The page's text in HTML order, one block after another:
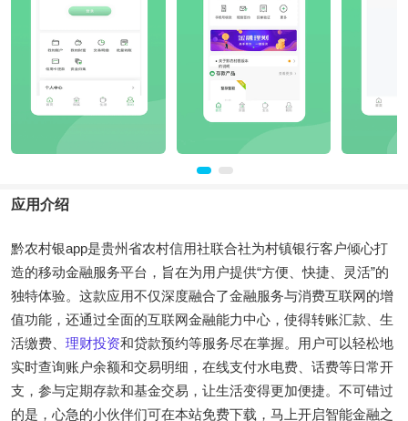
应用介绍
黔农村银app是贵州省农村信用社联合社为村镇银行客户倾心打
造的移动金融服务平台，旨在为用户提供“方便、快捷、灵活”的
独特体验。这款应用不仅深度融合了金融服务与消费互联网的增
值功能，还通过全面的互联网金融能力中心，使得转账汇款、生
活缴费、 理财投资和贷款预约等服务尽在掌握。用户可以轻松地
实时查询账户余额和交易明细，在线支付水电费、话费等日常开
支，参与定期存款和基金交易，让生活变得更加便捷。不可错过
的是，心急的小伙伴们可在本站免费下载，马上开启智能金融之